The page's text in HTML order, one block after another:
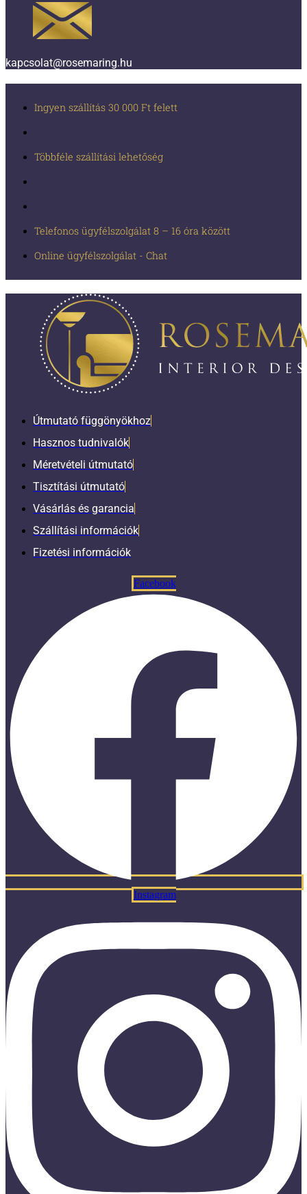
kapcsolat@rosemaring.hu
Ingyen szállítás 30 000 Ft felett
Többféle szállítási lehetőség
Telefonos ügyfélszolgálat 8 – 16 óra között
Online ügyfélszolgálat - Chat
Útmutató függönyökhoz
Hasznos tudnivalók
Méretvételi útmutató
Tisztítási útmutató
Vásárlás és garancia
Szállítási információk
Fizetési információk
Facebook
Instagram